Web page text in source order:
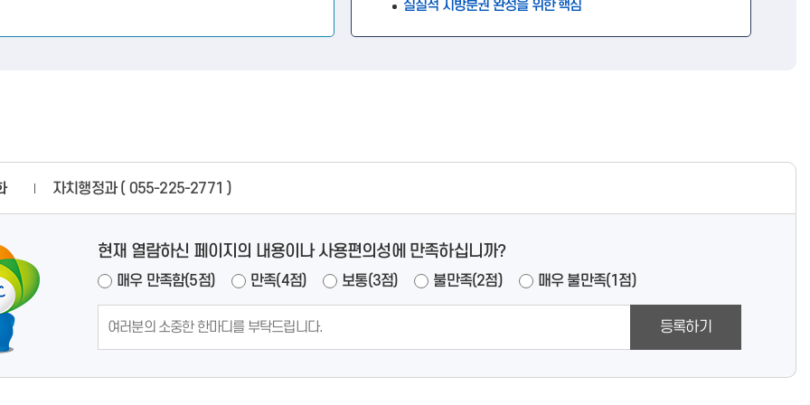
실질적 지방분권 완성을 위한 핵심
자치행정과 ( 055-225-2771 )
현재 열람하신 페이지의 내용이나 사용편의성에 만족하십니까?
매우 만족함(5점) 만족(4점) 보통(3점) 불만족(2점) 매우 불만족(1점)
등록하기